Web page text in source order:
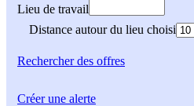
Lieu de travail
Distance autour du lieu choisi
Rechercherdes offres
Créer une alerte